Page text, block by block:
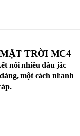
TRỜI MC4
nối nhiều đầu jắc
một cách nhanh